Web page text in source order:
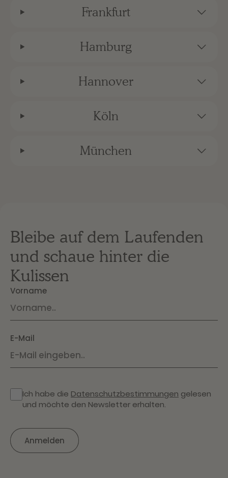
Frankfurt
Hamburg
Hannover
Köln
München
Bleibe auf dem Laufenden
und schaue hinter die
Kulissen
Vorname
E-Mail
Ich habe die Datenschutzbestimmungen gelesen
und möchte den Newsletter erhalten.